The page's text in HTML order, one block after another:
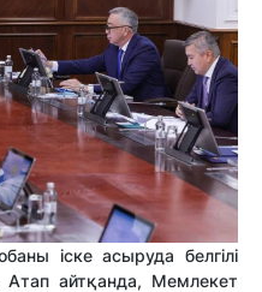
іске асыруда белгілі
Атап айтқанда, Мемлекет